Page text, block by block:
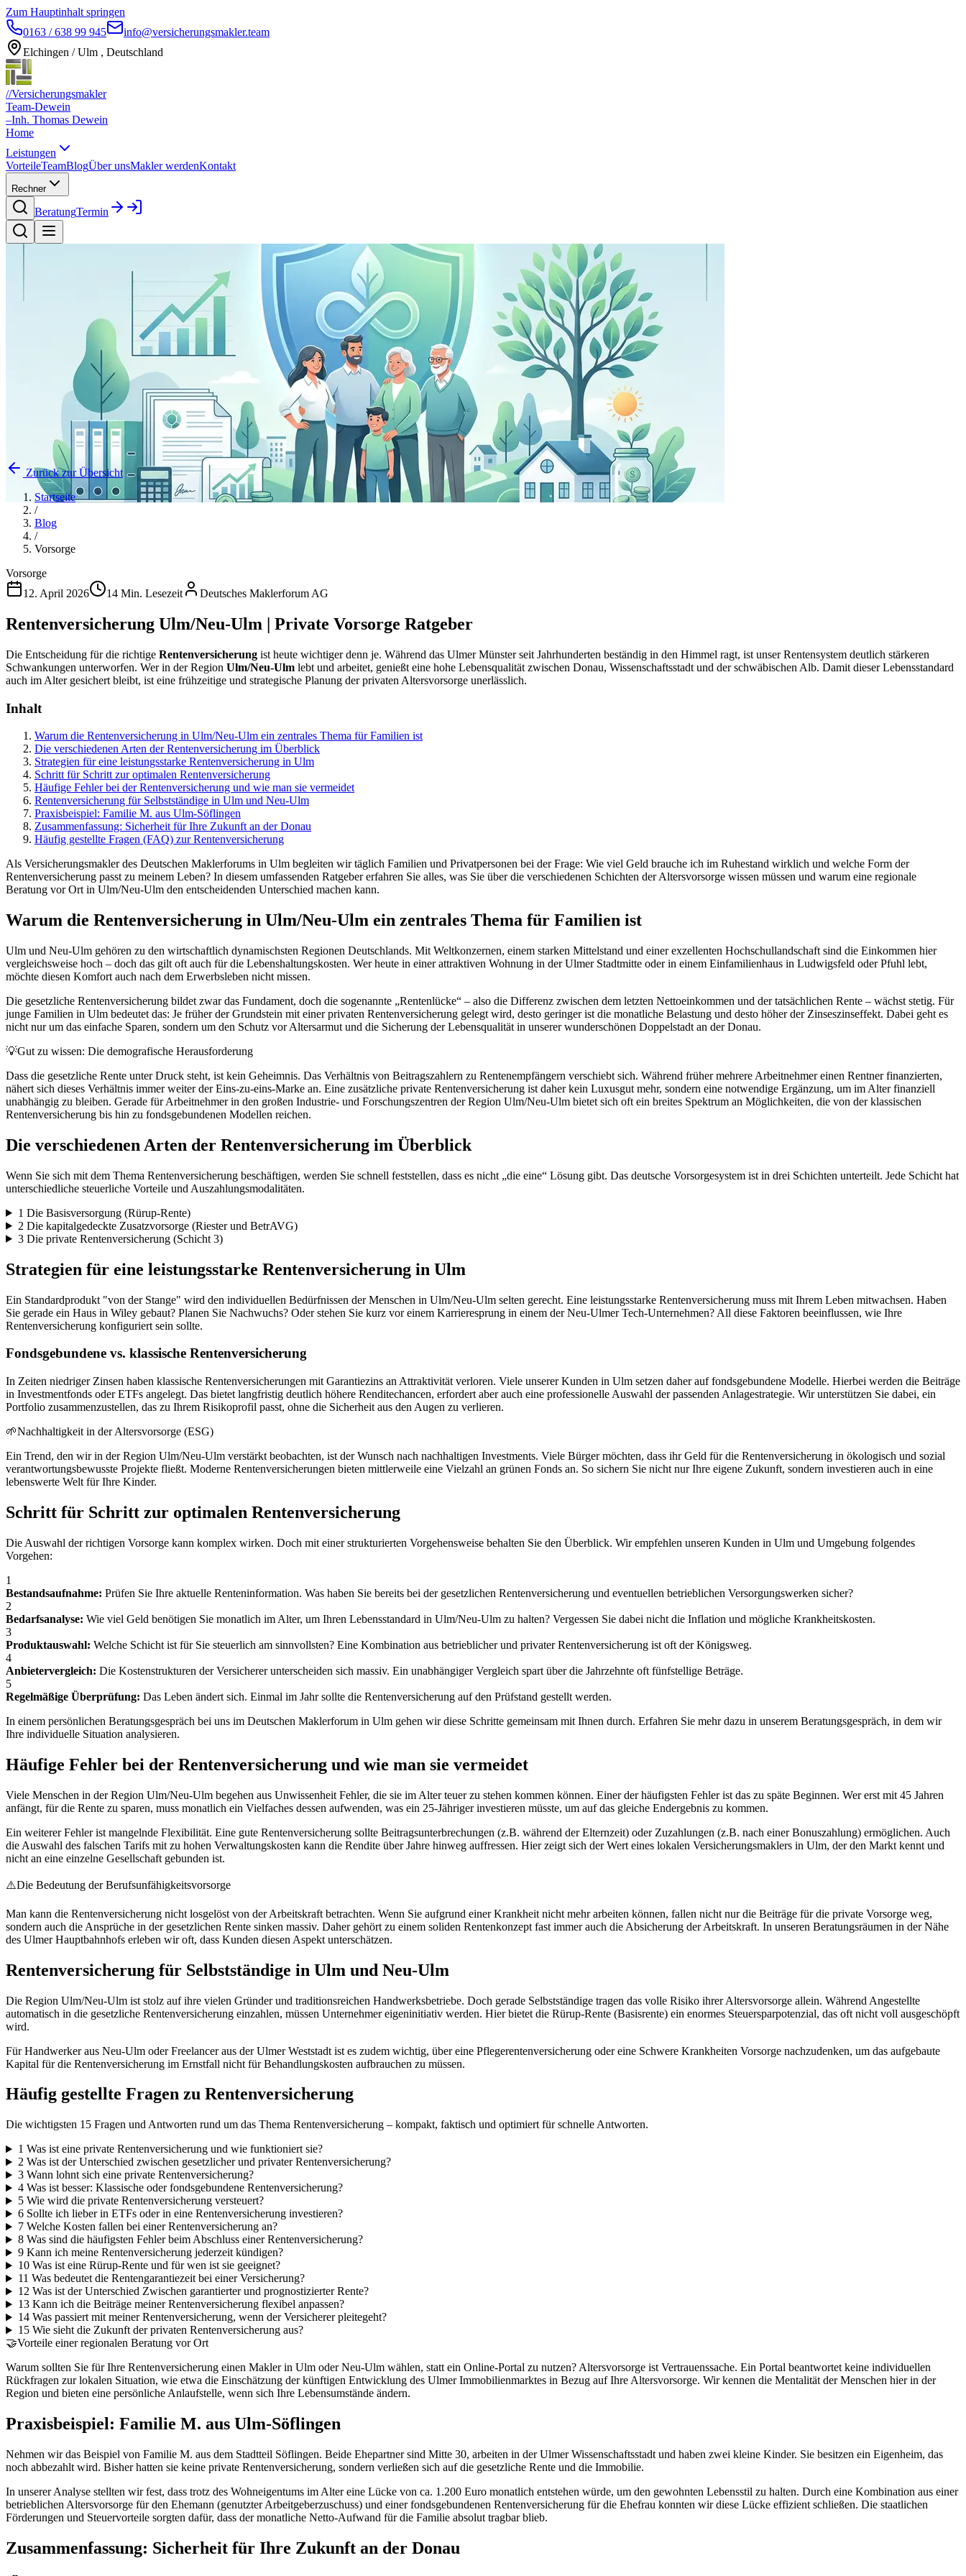
Zum Hauptinhalt springen
0163 / 638 99 945
info@versicherungsmakler.team
Elchingen / Ulm , Deutschland
//Versicherungsmakler
Team-Dewein
–Inh. Thomas Dewein
Home
Leistungen
VorteileTeamBlogÜber unsMakler werdenKontakt
Rechner
BeratungTermin
Zurück zur Übersicht
Startseite
/
Blog
/
Vorsorge
Vorsorge
12. April 2026
14 Min. Lesezeit Deutsches Maklerforum AG
Rentenversicherung Ulm/Neu-Ulm | Private Vorsorge Ratgeber
Die Entscheidung für die richtige Rentenversicherung ist heute wichtiger denn je. Während das Ulmer Münster seit Jahrhunderten beständig in den Himmel ragt, ist unser Rentensystem deutlich stärkeren
Schwankungen unterworfen. Wer in der Region Ulm/Neu-Ulm lebt und arbeitet, genießt eine hohe Lebensqualität zwischen Donau, Wissenschaftsstadt und der schwäbischen Alb. Damit dieser Lebensstandard
auch im Alter gesichert bleibt, ist eine frühzeitige und strategische Planung der privaten Altersvorsorge unerlässlich.
Inhalt
Warum die Rentenversicherung in Ulm/Neu-Ulm ein zentrales Thema für Familien ist
Die verschiedenen Arten der Rentenversicherung im Überblick
Strategien für eine leistungsstarke Rentenversicherung in Ulm
Schritt für Schritt zur optimalen Rentenversicherung
Häufige Fehler bei der Rentenversicherung und wie man sie vermeidet
Rentenversicherung für Selbstständige in Ulm und Neu-Ulm
Praxisbeispiel: Familie M. aus Ulm-Söflingen
Zusammenfassung: Sicherheit für Ihre Zukunft an der Donau
Häufig gestellte Fragen (FAQ) zur Rentenversicherung
Als Versicherungsmakler des Deutschen Maklerforums in Ulm begleiten wir täglich Familien und Privatpersonen bei der Frage: Wie viel Geld brauche ich im Ruhestand wirklich und welche Form der
Rentenversicherung passt zu meinem Leben? In diesem umfassenden Ratgeber erfahren Sie alles, was Sie über die verschiedenen Schichten der Altersvorsorge wissen müssen und warum eine regionale
Beratung vor Ort in Ulm/Neu-Ulm den entscheidenden Unterschied machen kann.
Warum die Rentenversicherung in Ulm/Neu-Ulm ein zentrales Thema für Familien ist
Ulm und Neu-Ulm gehören zu den wirtschaftlich dynamischsten Regionen Deutschlands. Mit Weltkonzernen, einem starken Mittelstand und einer exzellenten Hochschullandschaft sind die Einkommen hier
vergleichsweise hoch – doch das gilt oft auch für die Lebenshaltungskosten. Wer heute in einer attraktiven Wohnung in der Ulmer Stadtmitte oder in einem Einfamilienhaus in Ludwigsfeld oder Pfuhl lebt,
möchte diesen Komfort auch nach dem Erwerbsleben nicht missen.
Die gesetzliche Rentenversicherung bildet zwar das Fundament, doch die sogenannte „Rentenlücke“ – also die Differenz zwischen dem letzten Nettoeinkommen und der tatsächlichen Rente – wächst stetig. Für
junge Familien in Ulm bedeutet das: Je früher der Grundstein mit einer privaten Rentenversicherung gelegt wird, desto geringer ist die monatliche Belastung und desto höher der Zinseszinseffekt. Dabei geht es
nicht nur um das einfache Sparen, sondern um den Schutz vor Altersarmut und die Sicherung der Lebensqualität in unserer wunderschönen Doppelstadt an der Donau.
💡Gut zu wissen: Die demografische Herausforderung
Dass die gesetzliche Rente unter Druck steht, ist kein Geheimnis. Das Verhältnis von Beitragszahlern zu Rentenempfängern verschiebt sich. Während früher mehrere Arbeitnehmer einen Rentner finanzierten,
nähert sich dieses Verhältnis immer weiter der Eins-zu-eins-Marke an. Eine zusätzliche private Rentenversicherung ist daher kein Luxusgut mehr, sondern eine notwendige Ergänzung, um im Alter finanziell
unabhängig zu bleiben. Gerade für Arbeitnehmer in den großen Industrie- und Forschungszentren der Region Ulm/Neu-Ulm bietet sich oft ein breites Spektrum an Möglichkeiten, die von der klassischen
Rentenversicherung bis hin zu fondsgebundenen Modellen reichen.
Die verschiedenen Arten der Rentenversicherung im Überblick
Wenn Sie sich mit dem Thema Rentenversicherung beschäftigen, werden Sie schnell feststellen, dass es nicht „die eine“ Lösung gibt. Das deutsche Vorsorgesystem ist in drei Schichten unterteilt. Jede Schicht hat
unterschiedliche steuerliche Vorteile und Auszahlungsmodalitäten.
1 Die Basisversorgung (Rürup-Rente)
2 Die kapitalgedeckte Zusatzvorsorge (Riester und BetrAVG)
3Die private Rentenversicherung (Schicht 3)
Strategien für eine leistungsstarke Rentenversicherung in Ulm
Ein Standardprodukt "von der Stange" wird den individuellen Bedürfnissen der Menschen in Ulm/Neu-Ulm selten gerecht. Eine leistungsstarke Rentenversicherung muss mit Ihrem Leben mitwachsen. Haben
Sie gerade ein Haus in Wiley gebaut? Planen Sie Nachwuchs? Oder stehen Sie kurz vor einem Karrieresprung in einem der Neu-Ulmer Tech-Unternehmen? All diese Faktoren beeinflussen, wie Ihre
Rentenversicherung konfiguriert sein sollte.
Fondsgebundene vs. klassische Rentenversicherung
In Zeiten niedriger Zinsen haben klassische Rentenversicherungen mit Garantiezins an Attraktivität verloren. Viele unserer Kunden in Ulm setzen daher auf fondsgebundene Modelle. Hierbei werden die Beiträge
in Investmentfonds oder ETFs angelegt. Das bietet langfristig deutlich höhere Renditechancen, erfordert aber auch eine professionelle Auswahl der passenden Anlagestrategie. Wir unterstützen Sie dabei, ein
Portfolio zusammenzustellen, das zu Ihrem Risikoprofil passt, ohne die Sicherheit aus den Augen zu verlieren.
🌱Nachhaltigkeit in der Altersvorsorge (ESG)
Ein Trend, den wir in der Region Ulm/Neu-Ulm verstärkt beobachten, ist der Wunsch nach nachhaltigen Investments. Viele Bürger möchten, dass ihr Geld für die Rentenversicherung in ökologisch und sozial
verantwortungsbewusste Projekte fließt. Moderne Rentenversicherungen bieten mittlerweile eine Vielzahl an grünen Fonds an. So sichern Sie nicht nur Ihre eigene Zukunft, sondern investieren auch in eine
lebenswerte Welt für Ihre Kinder.
Schritt für Schritt zur optimalen Rentenversicherung
Die Auswahl der richtigen Vorsorge kann komplex wirken. Doch mit einer strukturierten Vorgehensweise behalten Sie den Überblick. Wir empfehlen unseren Kunden in Ulm und Umgebung folgendes
Vorgehen:
1
Bestandsaufnahme: Prüfen Sie Ihre aktuelle Renteninformation. Was haben Sie bereits bei der gesetzlichen Rentenversicherung und eventuellen betrieblichen Versorgungswerken sicher?
2
Bedarfsanalyse: Wie viel Geld benötigen Sie monatlich im Alter, um Ihren Lebensstandard in Ulm/Neu-Ulm zu halten? Vergessen Sie dabei nicht die Inflation und mögliche Krankheitskosten.
3
Produktauswahl: Welche Schicht ist für Sie steuerlich am sinnvollsten? Eine Kombination aus betrieblicher und privater Rentenversicherung ist oft der Königsweg.
4
Anbietervergleich: Die Kostenstrukturen der Versicherer unterscheiden sich massiv. Ein unabhängiger Vergleich spart über die Jahrzehnte oft fünfstellige Beträge.
5
Regelmäßige Überprüfung: Das Leben ändert sich. Einmal im Jahr sollte die Rentenversicherung auf den Prüfstand gestellt werden.
In einem persönlichen Beratungsgespräch bei uns im Deutschen Maklerforum in Ulm gehen wir diese Schritte gemeinsam mit Ihnen durch. Erfahren Sie mehr dazu in unserem Beratungsgespräch, in dem wir
Ihre individuelle Situation analysieren.
Häufige Fehler bei der Rentenversicherung und wie man sie vermeidet
Viele Menschen in der Region Ulm/Neu-Ulm begehen aus Unwissenheit Fehler, die sie im Alter teuer zu stehen kommen können. Einer der häufigsten Fehler ist das zu späte Beginnen. Wer erst mit 45 Jahren
anfängt, für die Rente zu sparen, muss monatlich ein Vielfaches dessen aufwenden, was ein 25-Jährigerinvestieren müsste, um auf das gleiche Endergebnis zu kommen.
Ein weiterer Fehler ist mangelnde Flexibilität. Eine gute Rentenversicherung sollte Beitragsunterbrechungen (z.B. während der Elternzeit) oder Zuzahlungen (z.B. nach einer Bonuszahlung) ermöglichen. Auch
die Auswahl des falschen Tarifs mit zu hohen Verwaltungskosten kann die Rendite über Jahre hinweg auffressen. Hier zeigt sich der Wert eines lokalen Versicherungsmaklers in Ulm, der den Markt kennt und
nicht an eine einzelne Gesellschaft gebunden ist.
⚠️Die Bedeutung der Berufsunfähigkeitsvorsorge
Man kann die Rentenversicherung nicht losgelöst von der Arbeitskraft betrachten. Wenn Sie aufgrund einer Krankheit nicht mehr arbeiten können, fallen nicht nur die Beiträge für die private Vorsorge weg,
sondern auch die Ansprüche in der gesetzlichen Rente sinken massiv. Daher gehört zu einem soliden Rentenkonzept fast immer auch die Absicherung der Arbeitskraft. In unseren Beratungsräumen in der Nähe
des Ulmer Hauptbahnhofs erleben wir oft, dass Kunden diesen Aspekt unterschätzen.
Rentenversicherung für Selbstständige in Ulm und Neu-Ulm
Die Region Ulm/Neu-Ulm ist stolz auf ihre vielen Gründer und traditionsreichen Handwerksbetriebe. Doch gerade Selbstständige tragen das volle Risiko ihrer Altersvorsorge allein. Während Angestellte
automatisch in die gesetzliche Rentenversicherung einzahlen, müssen Unternehmer eigeninitiativ werden. Hier bietet die Rürup-Rente (Basisrente) ein enormes Steuersparpotenzial, das oft nicht voll ausgeschöpft
wird.
Für Handwerker aus Neu-Ulm oder Freelancer aus der Ulmer Weststadt ist es zudem wichtig, über eine Pflegerentenversicherung oder eine Schwere Krankheiten Vorsorge nachzudenken, um das aufgebaute
Kapital für die Rentenversicherung im Ernstfall nicht für Behandlungskosten aufbrauchen zu müssen.
Häufig gestellte Fragen zu Rentenversicherung
Die wichtigsten 15 Fragen und Antworten rund um das Thema Rentenversicherung – kompakt, faktisch und optimiert für schnelle Antworten.
1 Was ist eine private Rentenversicherung und wie funktioniert sie?
2 Was ist der Unterschied zwischen gesetzlicher und privater Rentenversicherung?
3Wann lohnt sich eine private Rentenversicherung?
4Was ist besser: Klassische oder fondsgebundene Rentenversicherung?
5Wie wird die private Rentenversicherung versteuert?
6Sollte ich lieber in ETFs oder in eine Rentenversicherung investieren?
7Welche Kosten fallen bei einer Rentenversicherung an?
8Was sind die häufigsten Fehler beim Abschluss einer Rentenversicherung?
9Kann ich meine Rentenversicherung jederzeit kündigen?
10Was ist eine Rürup-Rente und für wen ist sie geeignet?
11 Was bedeutet die Rentengarantiezeit bei einer Versicherung?
12 Was ist der Unterschied Zwischen garantierter und prognostizierter Rente?
13Kann ich die Beiträge meiner Rentenversicherung flexibel anpassen?
14Was passiert mit meiner Rentenversicherung, wenn der Versicherer pleitegeht?
15Wie sieht die Zukunft der privaten Rentenversicherung aus?
🤝Vorteile einer regionalen Beratung vor Ort
Warum sollten Sie für Ihre Rentenversicherung einen Makler in Ulm oder Neu-Ulm wählen, statt ein Online-Portal zu nutzen? Altersvorsorge ist Vertrauenssache. Ein Portal beantwortet keine individuellen
Rückfragen zur lokalen Situation, wie etwa die Einschätzung der künftigen Entwicklung des Ulmer Immobilienmarktes in Bezug auf Ihre Altersvorsorge. Wir kennen die Mentalität der Menschen hier in der
Region und bieten eine persönliche Anlaufstelle, wenn sich Ihre Lebensumstände ändern.
Praxisbeispiel: Familie M. aus Ulm-Söflingen
Nehmen wir das Beispiel von Familie M. aus dem Stadtteil Söflingen. Beide Ehepartner sind Mitte 30, arbeiten in der Ulmer Wissenschaftsstadt und haben zwei kleine Kinder. Sie besitzen ein Eigenheim, das
noch abbezahlt wird. Bisher hatten sie keine private Rentenversicherung, sondern verließen sich auf die gesetzliche Rente und die Immobilie.
In unserer Analyse stellten wir fest, dass trotz des Wohneigentums im Alter eine Lücke von ca. 1.200 Euro monatlich entstehen würde, um den gewohnten Lebensstil zu halten. Durch eine Kombination aus einer
betrieblichen Altersvorsorge für den Ehemann (genutzter Arbeitgeberzuschuss) und einer fondsgebundenen Rentenversicherung für die Ehefrau konnten wir diese Lücke effizient schließen. Die staatlichen
Förderungen und Steuervorteile sorgten dafür, dass der monatliche Netto-Aufwand für die Familie absolut tragbar blieb.
Zusammenfassung: Sicherheit für Ihre Zukunft an der Donau